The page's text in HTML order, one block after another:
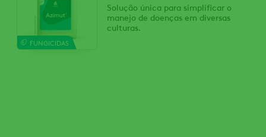
FUNGICIDAS
Solução única para simplificar o
manejo de doenças em diversas
culturas.